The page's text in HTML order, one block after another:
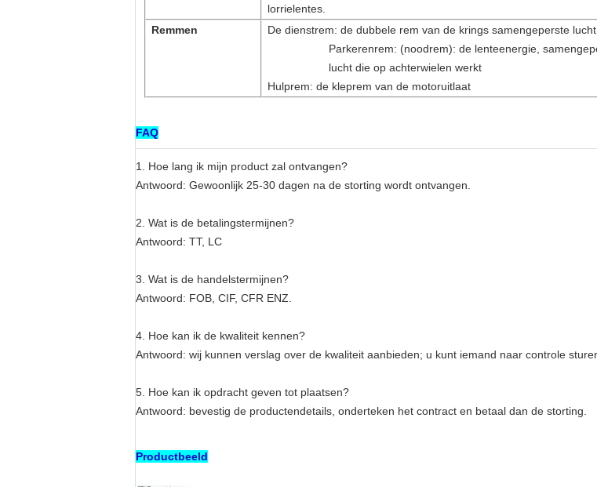
lorrielentes.
Remmen
De dienstrem: de dubbele rem van de krings samengeperste lucht
Parkerenrem: (noodrem): de lenteenergie,
lucht die op achterwielen werkt
Hulprem: de kleprem van de motoruitlaat
FAQ
1. Hoe lang ik mijn product zal ontvangen?
Antwoord: Gewoonlijk 25-30 dagen na de storting wordt ontvangen.
2. Wat is de betalingstermijnen?
Antwoord: TT, LC
3. Wat is de handelstermijnen?
Antwoord: FOB, CIF, CFR ENZ.
4. Hoe kan ik de kwaliteit kennen?
Antwoord: wij kunnen verslag over de kwaliteit aanbieden; u kunt iemand naar controle
5. Hoe kan ik opdracht geven tot plaatsen?
Antwoord: bevestig de productendetails, onderteken het contract en betaal dan de storting.
Productbeeld